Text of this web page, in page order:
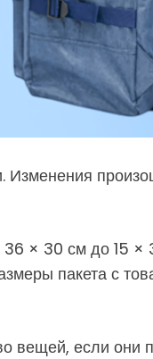
Изменения
× 30 см до 15
пакета с
вещей, если